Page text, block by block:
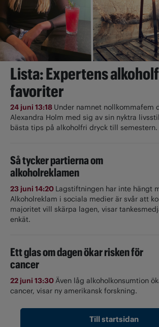
Lista: Expertens
favoriter
24 juni 13:18 Under namnet nollkommafem
Alexandra Holm med sig av sin nyktra
bästa tips på alkoholfri dryck till semestern.
Så tycker partierna om
alkoholreklamen
23 juni 14:20 Lagstiftningen har inte hängt
Alkoholreklam i sociala medier är svår att
majoritet vill skärpa lagen, visar
enkät.
Ett glas om dagen ökar risken för
cancer
22 juni 13:30Även låg alkoholkonsumtion
cancer, visar ny amerikansk forskning.
Till startsidan